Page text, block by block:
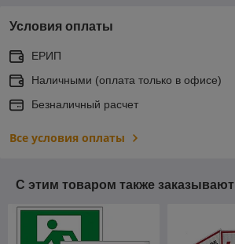
Условия оплаты
ЕРИП
Наличными (оплата только в офисе)
Безналичный расчет
Все условия оплаты
С этим товаром также заказывают